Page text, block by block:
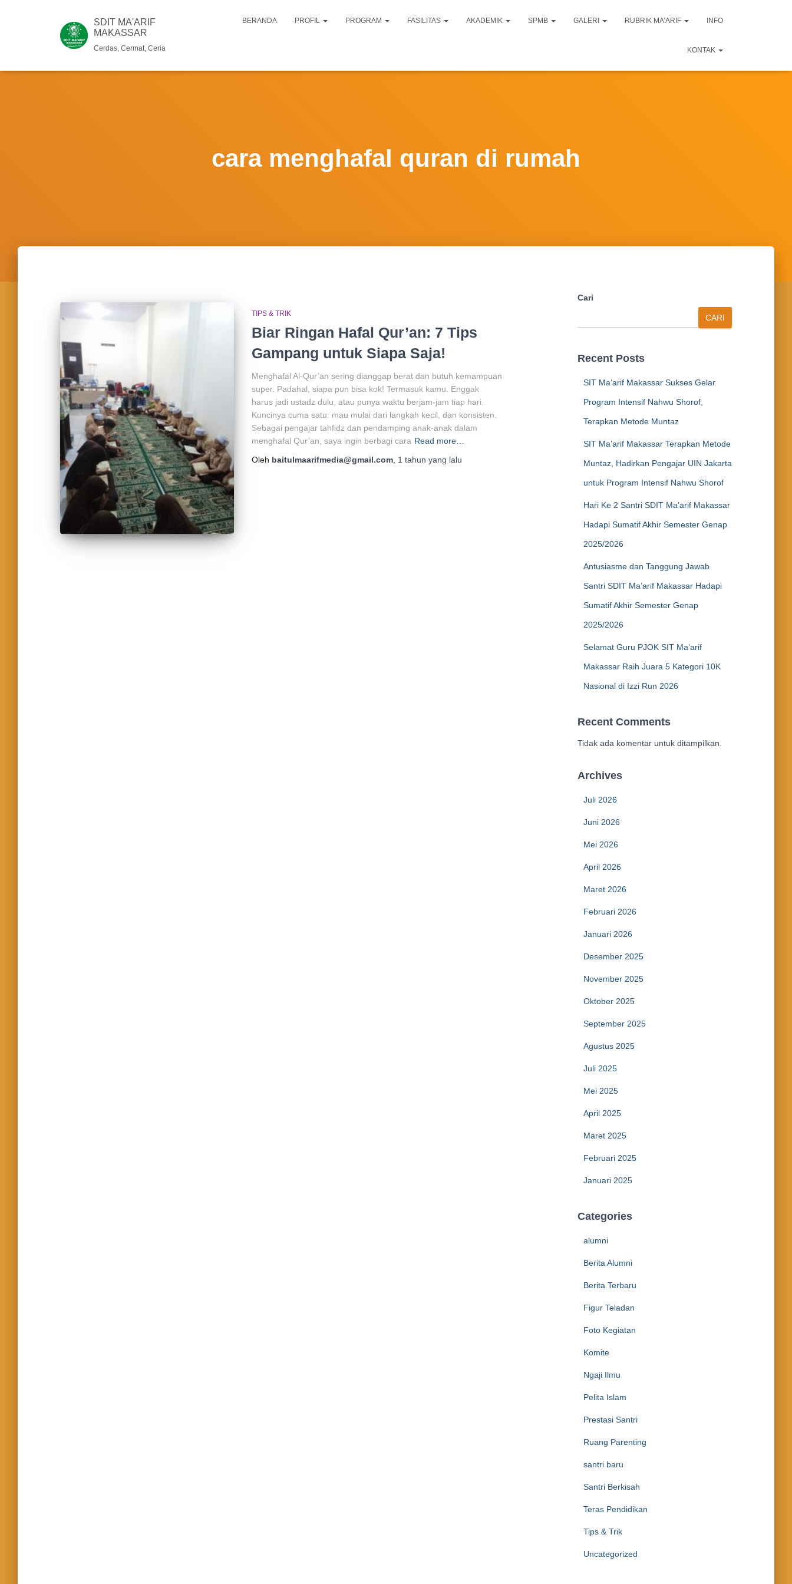
SDIT MA'ARIF
MAKASSAR
Cerdas, Cermat, Ceria
BERANDA PROFIL PROGRAM FASILITAS AKADEMIK SPMB GALERI RUBRIK MA’ARIF INFO
KONTAK
cara menghafal quran di rumah
TIPS & TRIK
Biar Ringan Hafal Qur’an: 7 Tips
Gampang untuk Siapa Saja!
Menghafal Al-Qur’an sering dianggap berat dan butuh kemampuan
super. Padahal, siapa pun bisa kok! Termasuk kamu. Enggak
harus jadi ustadz dulu, atau punya waktu berjam-jam tiap hari.
Kuncinya cuma satu: mau mulai dari langkah kecil, dan konsisten.
Sebagai pengajar tahfidz dan pendamping anak-anak dalam
menghafal Qur’an, saya ingin berbagi cara Read more…
Oleh baitulmaarifmedia@gmail.com 1 tahun yang lalu
Cari
CARI
Recent Posts
SIT Ma’arif Makassar Sukses Gelar
Program Intensif Nahwu Shorof,
Terapkan Metode Muntaz
SIT Ma’arif Makassar Terapkan Metode
Muntaz, Hadirkan Pengajar UIN Jakarta
untuk Program Intensif Nahwu Shorof
Hari Ke 2 Santri SDIT Ma’arif Makassar
Hadapi Sumatif Akhir Semester Genap
2025/2026
Antusiasme dan Tanggung Jawab
Santri SDIT Ma’arif Makassar Hadapi
Sumatif Akhir Semester Genap
2025/2026
Selamat Guru PJOK SIT Ma’arif
Makassar Raih Juara 5 Kategori 10K
Nasional di Izzi Run 2026
Recent Comments
Tidak ada komentar untuk ditampilkan.
Archives
Juli 2026
Juni 2026
Mei 2026
April 2026
Maret 2026
Februari 2026
Januari 2026
Desember 2025
November 2025
Oktober 2025
September 2025
Agustus 2025
Juli 2025
Mei 2025
April 2025
Maret 2025
Februari 2025
Januari 2025
Categories
alumni
Berita Alumni
Berita Terbaru
Figur Teladan
Foto Kegiatan
Komite
Ngaji Ilmu
Pelita Islam
Prestasi Santri
Ruang Parenting
santri baru
Santri Berkisah
Teras Pendidikan
Tips & Trik
Uncategorized